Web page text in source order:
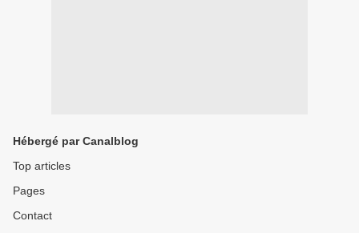
Hébergé par Canalblog
Top articles
Pages
Contact